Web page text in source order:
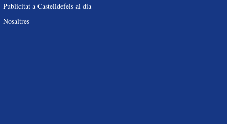
Publicitat a Castelldefels al dia
Nosaltres